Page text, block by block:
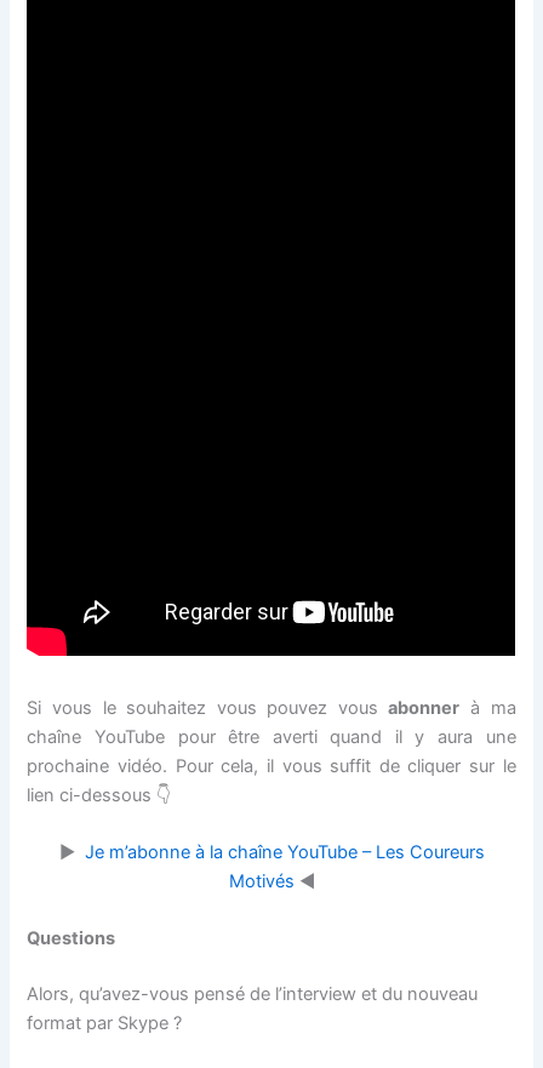
Si vous le souhaitez vous pouvez vousabonner à ma
chaîne YouTube pour être averti quand il y aura une
prochaine vidéo. Pour cela, il vous suffit de cliquer sur le
lien ci-dessous 👇
▶ Je m’abonne à la chaîne YouTube – Les Coureurs
Motivés ◀
Questions
Alors, qu’avez-vous pensé de l’interview et du nouveau
format par Skype ?